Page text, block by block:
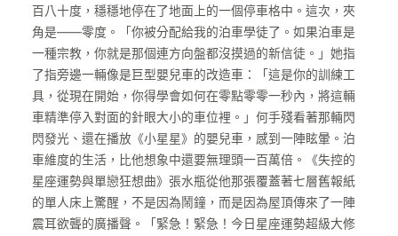
百八十度，穩穩地停在了地面上的一個停車格中。這次，夾
角是——零度。「你被分配給我的泊車學徒了。如果泊車是
一種宗教，你就是那個連方向盤都沒摸過的新信徒。」她指
了指旁邊一輛像是巨型嬰兒車的改造車：「這是你的訓練工
具，從現在開始，你得學會如何在零點零零一秒內，將這輛
車精準停入對面的針眼大小的車位裡。」何手殘看著那輛閃
閃發光、還在播放《小星星》的嬰兒車，感到一陣眩暈。泊
車維度的生活，比他想象中還要無理頭一百萬倍。《失控的
星座運勢與單戀狂想曲》張水瓶從他那張覆蓋著七層舊報紙
的單人床上驚醒，不是因為鬧鐘，而是因為屋頂傳來了一陣
震耳欲聾的廣播聲。「緊急！緊急！今日星座運勢超級大修